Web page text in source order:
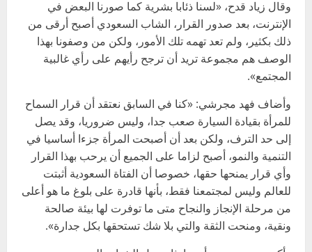
وقال زياد قدح، «لسنا ذئابا بشرية كما صورنا البعض في
الإنترنت، بعد صدور القرار، الشاب السعودي أصبح أرقى من
ذلك بكثير، ولم تعد تهمه تلك الأمور، ولكن من وصفونا بهذا
الوصف هم مجموعة تريد أن ترجح رأيهم على رأي غالبية
المجتمع».
وأضاف فهد مجرشي: «كنا في السابق نعتقد أن قرار السماح
للمرأة بقيادة السيارة صعب جدا، وليس ضروريا، وقد يصل
إلى حد الترف، ولكن بعد أن أصبحت المرأة جزءا أساسيا في
التنمية والنمو، أصبح لزاما على الجميع أن يرحب بهذا القرار
وأي قرار يمنحها حقها، خصوصا أن الفتاة السعودية أثبتت
للعالم وليس لمجتمعنا فقط، بأنها قادرة على بلوغ ما هو أعلى
من مرحلة الإنجاز والنجاح متى ما توفرت لها بيئة صالحة
ونقية، ومنحت الثقة والتي بلا شك تستحقها بكل جدارة».